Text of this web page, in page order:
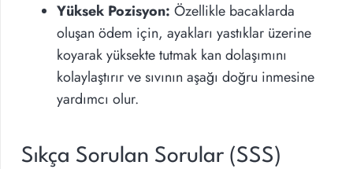
Yüksek Pozisyon: Özellikle bacaklarda
oluşan ödem için, ayakları yastıklar üzerine
koyarak yüksekte tutmak kan dolaşımını
kolaylaştırır ve sıvının aşağı doğru inmesine
yardımcı olur.
Sıkça Sorulan Sorular (SSS)